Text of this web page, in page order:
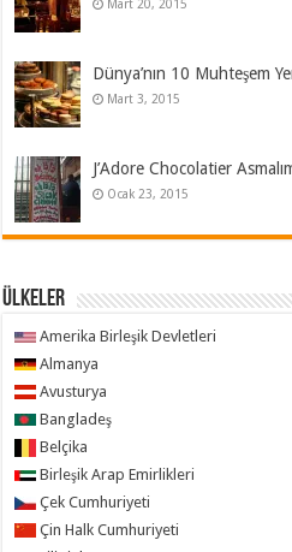
Mart 20, 2015
Dünya’nın 10 Muhteşem
Mart 3, 2015
J’Adore Chocolatier
Ocak 23, 2015
ÜLKELER
Amerika Birleşik Devletleri
Almanya
Avusturya
Bangladeş
Belçika
Birleşik Arap Emirlikleri
Çek Cumhuriyeti
Çin Halk Cumhuriyeti